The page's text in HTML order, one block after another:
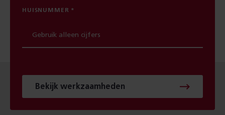
HUISNUMMER
Bekijk werkzaamheden